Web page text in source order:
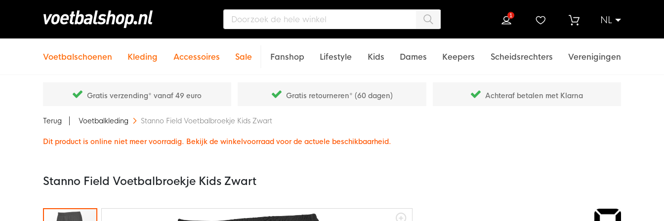
NL
1
Voetbalschoenen Kleding Accessoires Sale Fanshop Lifestyle Kids Dames Keepers Scheidsrechters Verenigingen
Gratis verzending* vanaf 49 euro Gratis retourneren* (60 dagen) Achteraf betalen met Klarna
Terug Voetbalkleding Stanno Field Voetbalbroekje Kids Zwart
Dit product is online niet meer voorradig. Bekijk de winkelvoorraad voor de actuele beschikbaarheid.
Stanno Field Voetbalbroekje Kids Zwart
Ga